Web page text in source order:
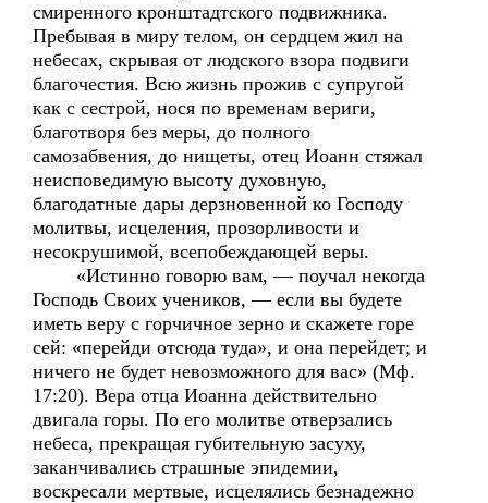
смиренного кронштадтского подвижника.
Пребывая в миру телом, он сердцем жил на
небесах, скрывая от людского взора подвиги
благочестия. Всю жизнь прожив с супругой
как с сестрой, нося по временам вериги,
благотворя без меры, до полного
самозабвения, до нищеты, отец Иоанн стяжал
неисповедимую высоту духовную,
благодатные дары дерзновенной ко Господу
молитвы, исцеления, прозорливости и
несокрушимой, всепобеждающей веры.
«Истинно говорю вам, — поучал некогда
Господь Своих учеников, — если вы будете
иметь веру с горчичное зерно и скажете горе
сей: «перейди отсюда туда», и она перейдет; и
ничего не будет невозможного для вас» (Мф.
17:20). Вера отца Иоанна действительно
двигала горы. По его молитве отверзались
небеса, прекращая губительную засуху,
заканчивались страшные эпидемии,
воскресали мертвые, исцелялись безнадежно